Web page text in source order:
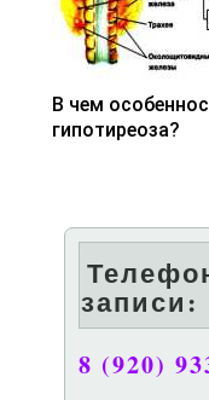
В чем
гипотиреоза?
записи:
8 (920)